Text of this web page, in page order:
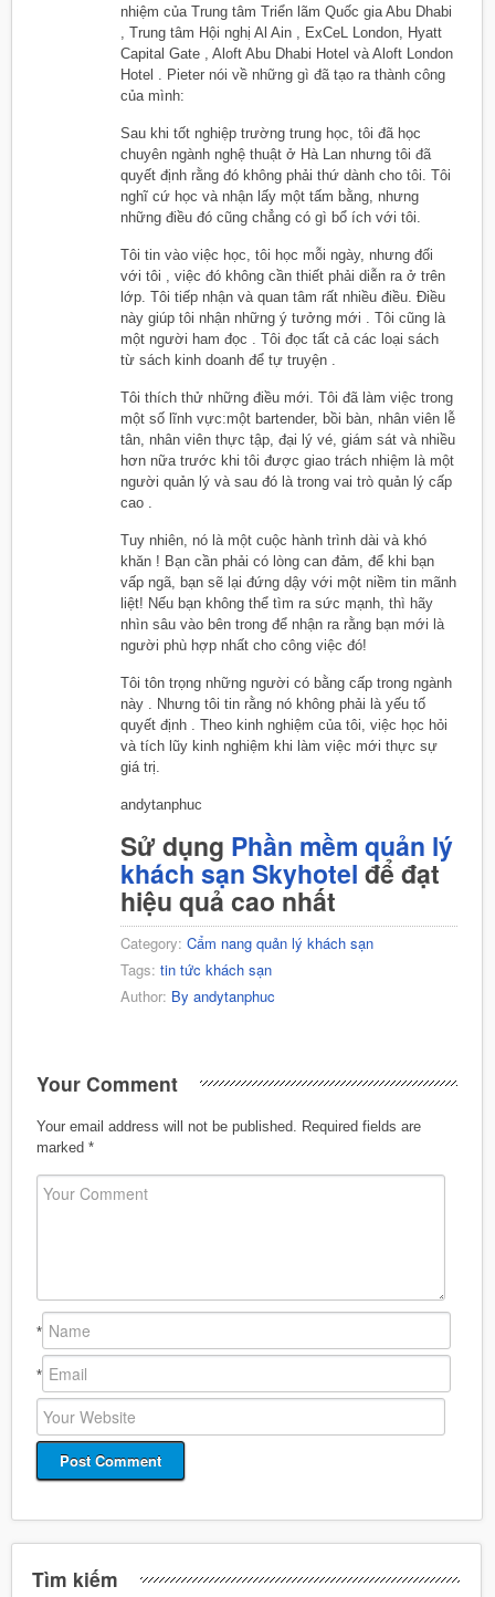
nhiệm của Trung tâm Triển lãm Quốc gia Abu Dhabi
, Trung tâm Hội nghị Al Ain , ExCeL London, Hyatt
Capital Gate , Aloft Abu Dhabi Hotel và Aloft London
Hotel . Pieter nói về những gì đã tạo ra thành công
của mình:
Sau khi tốt nghiệp trường trung học, tôi đã học
chuyên ngành nghệ thuật ở Hà Lan nhưng tôi đã
quyết định rằng đó không phải thứ dành cho tôi. Tôi
nghĩ cứ học và nhận lấy một tấm bằng, nhưng
những điều đó cũng chẳng có gì bổ ích với tôi.
Tôi tin vào việc học, tôi học mỗi ngày, nhưng đối
với tôi , việc đó không cần thiết phải diễn ra ở trên
lớp. Tôi tiếp nhận và quan tâm rất nhiều điều. Điều
này giúp tôi nhận những ý tưởng mới . Tôi cũng là
một người ham đọc . Tôi đọc tất cả các loại sách
từ sách kinh doanh để tự truyện .
Tôi thích thử những điều mới. Tôi đã làm việc trong
một số lĩnh vực:một bartender, bồi bàn, nhân viên lễ
tân, nhân viên thực tập, đại lý vé, giám sát và nhiều
hơn nữa trước khi tôi được giao trách nhiệm là một
người quản lý và sau đó là trong vai trò quản lý cấp
cao .
Tuy nhiên, nó là một cuộc hành trình dài và khó
khăn ! Bạn cần phải có lòng can đảm, để khi bạn
vấp ngã, bạn sẽ lại đứng dậy với một niềm tin mãnh
liệt! Nếu bạn không thể tìm ra sức mạnh, thì hãy
nhìn sâu vào bên trong để nhận ra rằng bạn mới là
người phù hợp nhất cho công việc đó!
Tôi tôn trọng những người có bằng cấp trong ngành
này . Nhưng tôi tin rằng nó không phải là yếu tố
quyết định . Theo kinh nghiệm của tôi, việc học hỏi
và tích lũy kinh nghiệm khi làm việc mới thực sự
giá trị.
andytanphuc
Sử dụng Phần mềm quản lý
khách sạn Skyhotel để đạt
hiệu quả cao nhất
Category: Cẩm nang quản lý khách sạn
Tags: tin tức khách sạn
Author: By andytanphuc
Your Comment
Your email address will not be published. Required fields are
marked *
*
*
Tìm kiếm